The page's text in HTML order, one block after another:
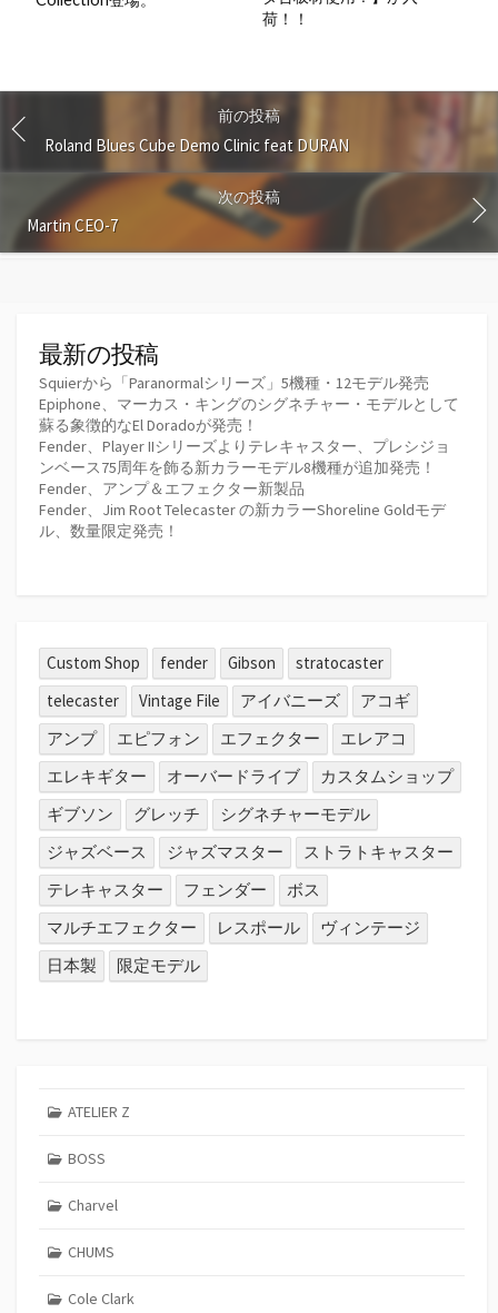
荷！！
前の投稿
Roland Blues Cube Demo Clinic feat DURAN
次の投稿
Martin CEO-7
最新の投稿
Squierから「Paranormalシリーズ」5機種・12モデル発売
Epiphone、マーカス・キングのシグネチャー・モデルとして
蘇る象徴的なEl Doradoが発売！
Fender、Player IIシリーズよりテレキャスター、プレシジョ
ンベース75周年を飾る新カラーモデル8機種が追加発売！
Fender、アンプ＆エフェクター新製品
Fender、Jim Root Telecaster の新カラーShoreline Goldモデ
ル、数量限定発売！
Custom Shop fender Gibson
stratocaster
telecaster
Vintage File アイバニーズ
アコギ
アンプ
エピフォン エフェクター
エレアコ
エレキギター
オーバードライブ
カスタムショップ
ギブソン
グレッチ
シグネチャーモデル
ジャズベース
ジャズマスター
ストラトキャスター
テレキャスター
フェンダー
ボス
マルチエフェクター
レスポール
ヴィンテージ
日本製
限定モデル
ATELIER Z
BOSS
Charvel
CHUMS
Cole Clark